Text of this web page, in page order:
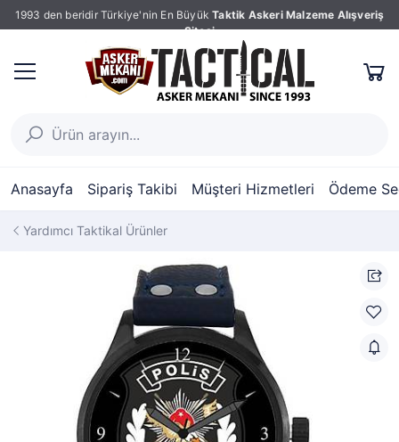
1993 den beridir Türkiye'nin En Büyük Taktik Askeri Malzeme Alışveriş
Sitesi
Anasayfa Sipariş Takibi Müşteri Hizmetleri Ödeme
Yardımcı Taktikal Ürünler